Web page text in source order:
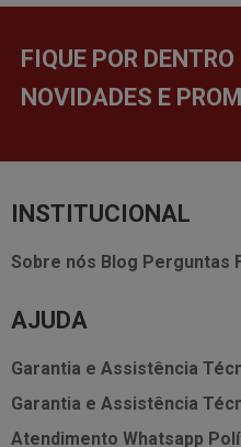
FIQUE POR
NOVIDADES E
INSTITUCIONAL
Sobre nós Blog Perguntas
AJUDA
Garantia e Assistência
Garantia e Assistência
Atendimento Whatsapp